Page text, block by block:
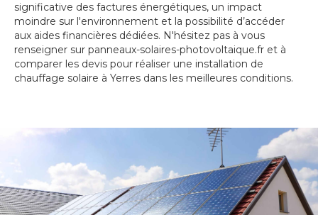
significative des factures énergétiques, un impact
moindre sur l'environnement et la possibilité d’accéder
aux aides financières dédiées. N'hésitez pas à vous
renseigner sur panneaux-solaires-photovoltaique.fr et à
comparer les devis pour réaliser une installation de
chauffage solaire à Yerres dans les meilleures conditions.